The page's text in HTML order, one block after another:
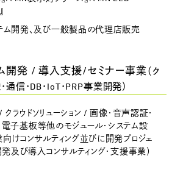
ム開発、及び一般製品の代理店販売
開発 / 導入支援/セミナー事業 （ク
通信・DB・IoT・PRP事業開発）
ウドソリューション / 画像・音声認証・
子基板等他のモジュール・システム設
けコンサルティング並びに開発プロジェ
発及び導入コンサルティング・支援事業）